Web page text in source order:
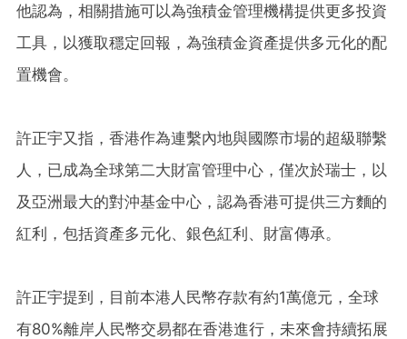
他認為，相關措施可以為強積金管理機構提供更多投資
工具，以獲取穩定回報，為強積金資產提供多元化的配
置機會。
許正宇又指，香港作為連繫內地與國際市場的超級聯繫
人，已成為全球第二大財富管理中心，僅次於瑞士，以
及亞洲最大的對沖基金中心，認為香港可提供三方麵的
紅利，包括資產多元化、銀色紅利、財富傳承。
許正宇提到，目前本港人民幣存款有約1萬億元，全球
有80%離岸人民幣交易都在香港進行，未來會持續拓展